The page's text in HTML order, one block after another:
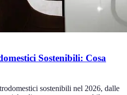
Sostenibili: Cosa
sostenibili nel 2026, dalle